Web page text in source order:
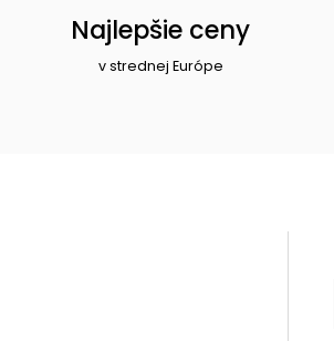
Najlepšie ceny
v strednej Európe